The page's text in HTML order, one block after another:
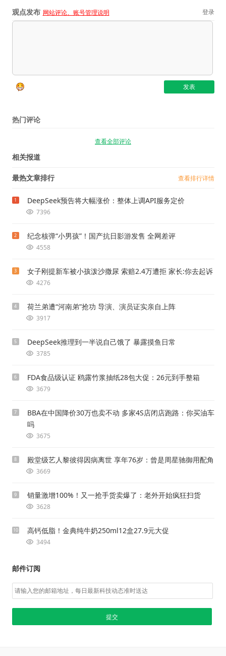
观点发布 网站评论、账号管理说明 登录
热门评论
查看全部评论
相关报道
最热文章排行 查看排行详情
1 DeepSeek预告将大幅涨价：整体上调API服务定价
7396
2 纪念核弹“小男孩”！国产抗日影游发售 全网差评
4558
3 女子刚提新车被小孩泼沙撒尿 索赔2.4万遭拒 家长:你去起诉
4276
4 荷兰弟遭“河南弟”抢功 导演、演员证实亲自上阵
3917
5 DeepSeek推理到一半说自己饿了 暴露摸鱼日常
3785
6 FDA食品级认证 鸥露竹浆抽纸28包大促：26元到手整箱
3679
7
BBA在中国降价30万也卖不动 多家4S店闭店跑路：你买油车
吗
3675
8 殿堂级艺人黎彼得因病离世 享年76岁：曾是周星驰御用配角
3669
9 销量激增100%！又一抢手货卖爆了：老外开始疯狂扫货
3628
10 高钙低脂！金典纯牛奶250ml12盒27.9元大促
3494
邮件订阅